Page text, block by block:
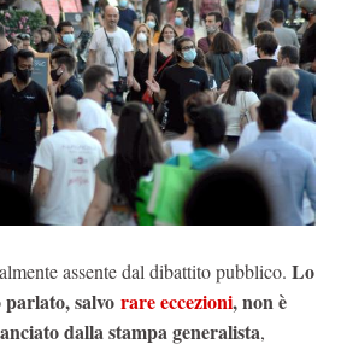
assente dal dibattito pubblico. Lo
salvo rare eccezioni, non è
dalla stampa generalista,